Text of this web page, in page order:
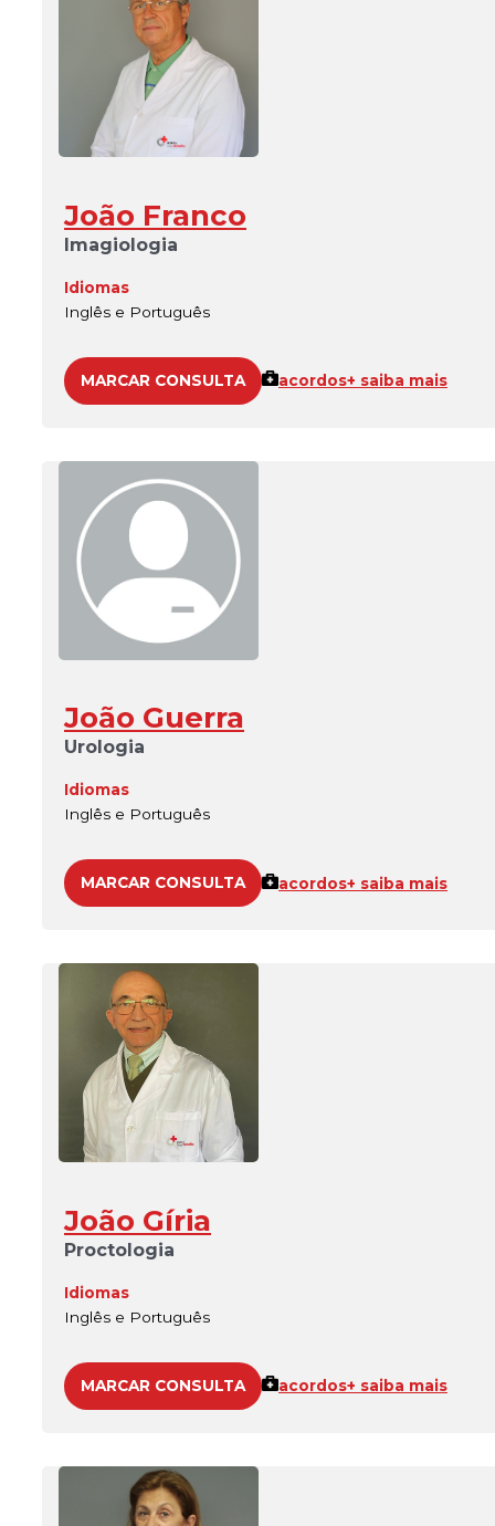
João Franco
Imagiologia
Idiomas
Inglês e Português
MARCAR CONSULTA acordos+ saiba mais
João Guerra
Urologia
Idiomas
Inglês e Português
MARCAR CONSULTA acordos+ saiba mais
João Gíria
Proctologia
Idiomas
Inglês e Português
MARCAR CONSULTA acordos+ saiba mais